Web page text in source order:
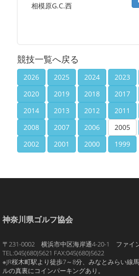
相模原G.C.西
競技一覧へ戻る
2026 2025 2024 2023
2020
2019 2018 2017
2014
2013 2012 2011
2008
2007 2006 2005
2002
2001 2000 1999
神奈川県ゴルフ協会
〒231-0002 横浜市中区海岸通4-20-1 ファイ
TEL:045(680)5621 FAX:045(680)5622
※JR桜木町駅より徒歩7～8分、みなとみらい線
ルの真裏にコインパーキングあり。